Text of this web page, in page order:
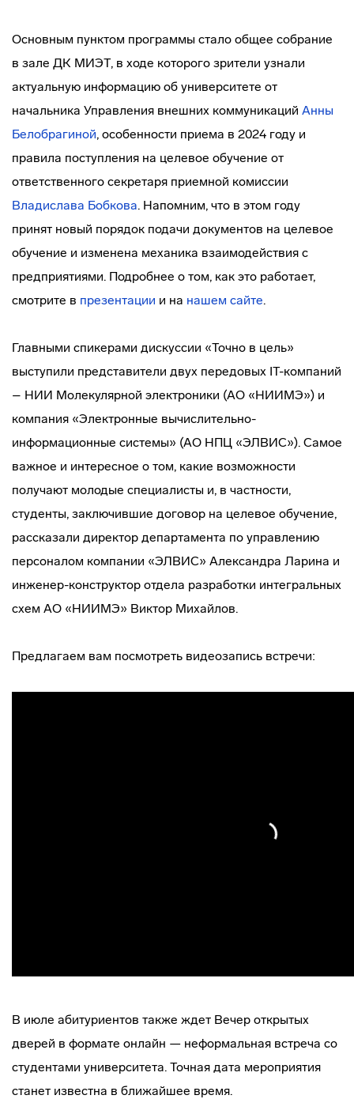
Основным пунктом программы стало общее собрание
в зале ДК МИЭТ, в ходе которого зрители узнали
актуальную информацию об университете от
начальника Управления внешних коммуникаций Анны
Белобрагиной, особенности приема в 2024 году и
правила поступления на целевое обучение от
ответственного секретаря приемной комиссии
Владислава Бобкова. Напомним, что в этом году
принят новый порядок подачи документов на целевое
обучение и изменена механика взаимодействия с
предприятиями. Подробнее о том, как это работает,
смотрите в презентации и на нашем сайте.
Главными спикерами дискуссии «Точно в цель»
выступили представители двух передовых IT-компаний
– НИИ Молекулярной электроники (АО «НИИМЭ») и
компания «Электронные вычислительно-
информационные системы» (АО НПЦ «ЭЛВИС»). Самое
важное и интересное о том, какие возможности
получают молодые специалисты и, в частности,
студенты, заключившие договор на целевое обучение,
рассказали директор департамента по управлению
персоналом компании «ЭЛВИС» Александра Ларина и
инженер-конструктор отдела разработки интегральных
схем АО «НИИМЭ» Виктор Михайлов.
Предлагаем вам посмотреть видеозапись встречи:
В июле абитуриентов также ждет Вечер открытых
дверей в формате онлайн — неформальная встреча со
студентами университета. Точная дата мероприятия
станет известна в ближайшее время.